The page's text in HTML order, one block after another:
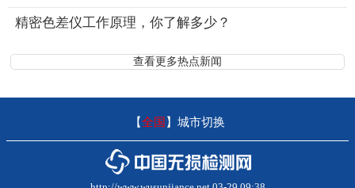
精密色差仪工作原理，你了解多少？
查看更多热点新闻
【全国】 城市切换